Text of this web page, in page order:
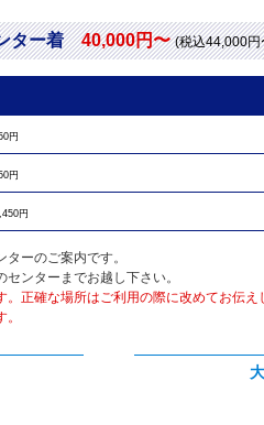
ンター着40,000円〜 (税込44,000円
円
円
円
ーのご案内です。
ンターまでお越し下さい。
正確な場所はご利用の際に改めてお伝え